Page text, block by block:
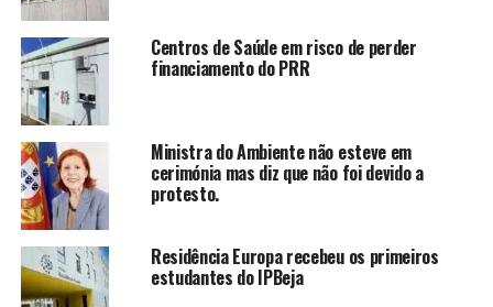
Centros de Saúde em risco de perder
financiamento do PRR
Ministra do Ambiente não esteve em
cerimónia mas diz que não foi devido a
protesto.
Residência Europa recebeu os primeiros
estudantes do IPBeja